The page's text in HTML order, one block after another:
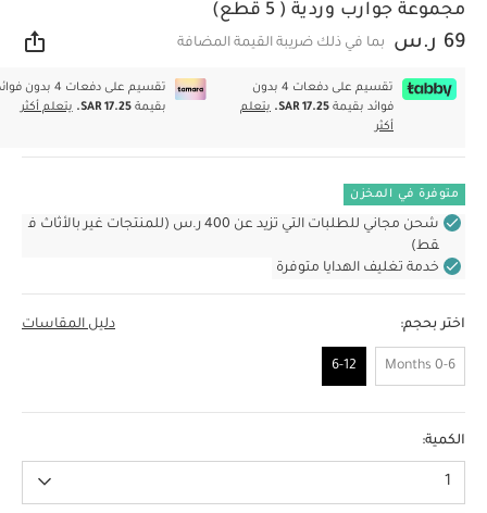
مجموعة جوارب وردية ( 5 قطع)
69 ر.س بما في ذلك ضريبة القيمة المضافة
تقسيم على دفعات 4 بدون
فوائد بقيمة SAR 17.25.
يتعلم
أكثر
تقسيم على دفعات 4 بدون
بقيمةSAR 17.25. يتعلم أكثر
متوفرة في المخزن
شحن مجاني للطلبات التي تزيد عن 400 ر.س (للمنتجات غير بالأثاث ف
قط)
خدمة تغليف الهدايا متوفرة
اختر بحجم: دليل المقاسات
0-6 Months
6-12
الكمية:
1